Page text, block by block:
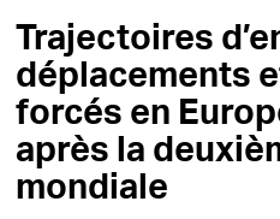
Trajectoires
déplacements
forcés en
après la
mondiale